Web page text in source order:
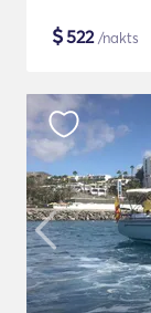
$522/nakts